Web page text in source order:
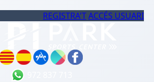
REGISTRA'TACCÉS USUARI